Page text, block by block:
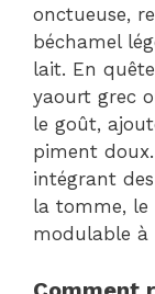
onctueuse,
béchamel
lait. En
yaourt grec
le goût,
piment
intégrant
la tomme, le
modulable à